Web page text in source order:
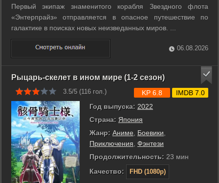
Первый экипаж знаменитого корабля Звездного флота
«Энтерпрайз» отправляется в опасное путешествие по
галактике в поисках новых неизведанных миров. ...
06.08.2026
Рыцарь-скелет в ином мире (1-2 сезон)
3.5/5 (116 гол.)
Год выпуска: 2022
Страна: Япония
Жанр: Аниме Боевики
Приключения Фэнтези
Продолжительность: 23 мин
Качество:
FHD (1080p)
KP 6.8 IMDB 7.0